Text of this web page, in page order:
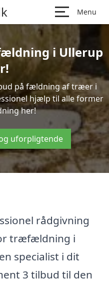
Menu
i Ullerup
på fældning af træer i
hjælp til alle former
her!
uforpligtende
rådgivning
træfældning i
specialist i dit
3 tilbud til den